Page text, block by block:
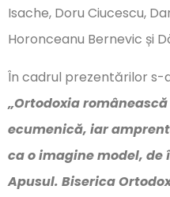
Isache, Doru Ciucescu,
Horonceanu Bernevic și
În cadrul prezentărilor s-
„Ortodoxia
ecumenică, iar
ca o imagine model,
Apusul. Biserica